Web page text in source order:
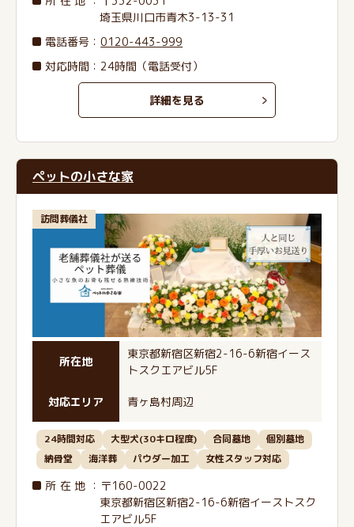
埼玉県川口市青木3-13-31
電話番号 ：0120-443-999
対応時間：24時間（電話受付）
詳細を見る
ペットの小さな家
訪問葬儀社
所在地
東京都新宿区新宿2-16-6新宿イース
トスクエアビル5F
対応エリア 青ヶ島村周辺
24時間対応 大型犬(30キロ程度) 合同墓地
個別墓地
納骨堂
海洋葬 パウダー加工 女性スタッフ対応
所在地 ：〒160-0022
東京都新宿区新宿2-16-6新宿イーストスク
エアビル5F